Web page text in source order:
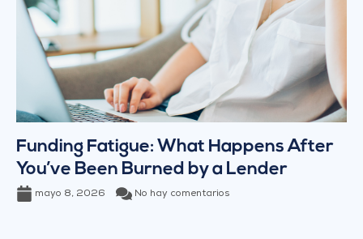
Funding Fatigue: What Happens After
You’ve Been Burned by a Lender
mayo 8, 2026 No hay comentarios